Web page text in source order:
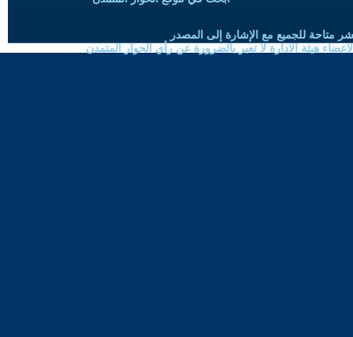
متاحة للجميع مع الإشارة إلى المصدر
هيئة الادارة لا تعبر بالضرورة عن رأي الحوار المتمدن